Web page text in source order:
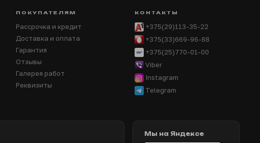
ПОКУПАТЕЛЯМ
Рассрочка и кредит
Доставка и оплата
Гарантия
Отзывы
Галерея работ
Реквизиты
КОНТАКТЫ
+375(29)113-35-22
+375(33)669-96-88
+375(25)770-01-00
Viber
Instagram
Telegram
Мы на Яндексе